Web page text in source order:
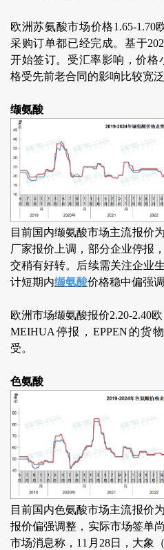
欧洲苏氨酸市场价格1.65-1.70
采购订单都已经完成。基于
开始签订。受汇率影响，价格
格受先前老合同的影响比较宽泛
缬氨酸
目前国内缬氨酸市场主流报价
厂家报价上调，部分企业停报
交稍有好转。后续需关注企业
计短期内缬氨酸价格稳中偏强调
欧洲市场缬氨酸报价2.20-2.40
MEIHUA停报，EPPEN的货
受。
色氨酸
目前国内色氨酸市场主流报价
报价偏强调整，实际市场签单
市场消息称，11月28日，大象